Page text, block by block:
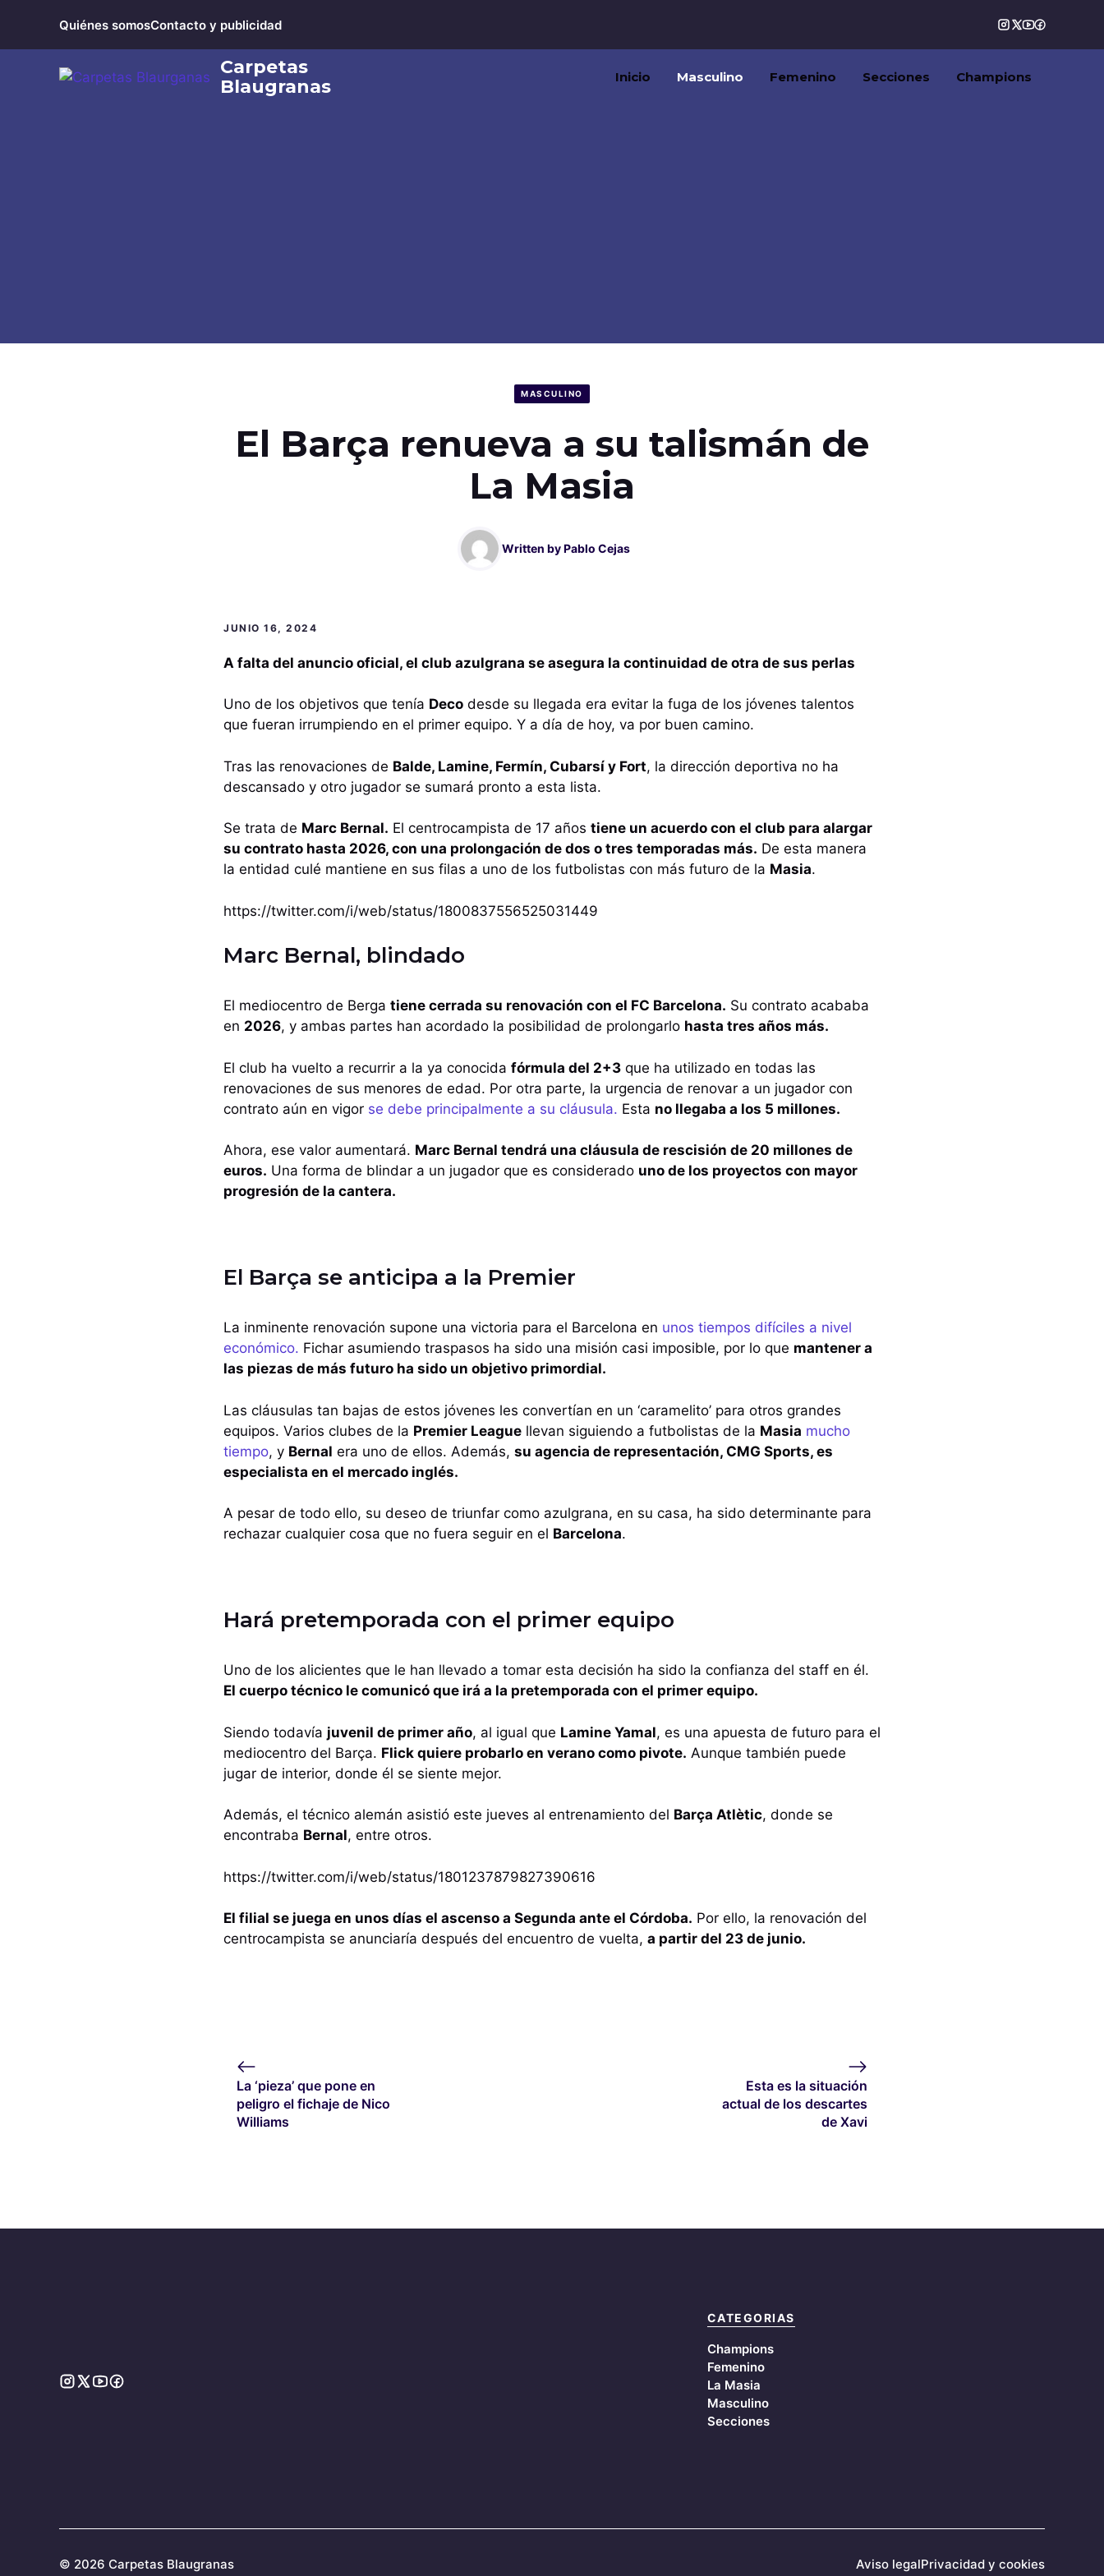
contenido
Quiénes somosContacto y publicidad
Inicio Masculino Femenino Secciones Champions
MASCULINO
El Barça renueva a su talismán de
La Masia
Written byPablo Cejas
JUNIO 16, 2024
A falta del anuncio oficial, el club azulgrana se asegura la continuidad de otra de sus perlas
Uno de los objetivos que tenía Deco desde su llegada era evitar la fuga de los jóvenes talentos
que fueran irrumpiendo en el primer equipo. Y a día de hoy, va por buen camino.
Tras las renovaciones de Balde, Lamine, Fermín, Cubarsí y Fort, la dirección deportiva no ha
descansado y otro jugador se sumará pronto a esta lista.
Se trata de Marc Bernal. El centrocampista de 17 años tiene un acuerdo con el club para alargar
su contrato hasta 2026, con una prolongación de dos o tres temporadas más. De esta manera
la entidad culé mantiene en sus filas a uno de los futbolistas con más futuro de la Masia.
https://twitter.com/i/web/status/1800837556525031449
Marc Bernal, blindado
El mediocentro de Berga tiene cerrada su renovación con el FC Barcelona. Su contrato acababa
en 2026, y ambas partes han acordado la posibilidad de prolongarlo hasta tres años más.
El club ha vuelto a recurrir a la ya conocida fórmula del 2+3 que ha utilizado en todas las
renovaciones de sus menores de edad. Por otra parte, la urgencia de renovar a un jugador con
contrato aún en vigor se debe principalmente a su cláusula. Esta no llegaba a los 5 millones.
Ahora, ese valor aumentará. Marc Bernal tendrá una cláusula de rescisión de 20 millones de
euros. Una forma de blindar a un jugador que es considerado uno de los proyectos con mayor
progresión de la cantera.
El Barça se anticipa a la Premier
La inminente renovación supone una victoria para el Barcelona en unos tiempos difíciles a nivel
económico. Fichar asumiendo traspasos ha sido una misión casi imposible, por lo que mantener a
las piezas de más futuro ha sido un objetivo primordial.
Las cláusulas tan bajas de estos jóvenes les convertían en un ‘caramelito’ para otros grandes
equipos. Varios clubes de la Premier League llevan siguiendo a futbolistas de la Masia mucho
tiempo, y Bernal era uno de ellos. Además, su agencia de representación, CMG Sports, es
especialista en el mercado inglés.
A pesar de todo ello, su deseo de triunfar como azulgrana, en su casa, ha sido determinante para
rechazar cualquier cosa que no fuera seguir en el Barcelona.
Hará pretemporada con el primer equipo
Uno de los alicientes que le han llevado a tomar esta decisión ha sido la confianza del staff en él.
El cuerpo técnico le comunicó que irá a la pretemporada con el primer equipo.
Siendo todavía juvenil de primer año, al igual que Lamine Yamal, es una apuesta de futuro para el
mediocentro del Barça. Flick quiere probarlo en verano como pivote. Aunque también puede
jugar de interior, donde él se siente mejor.
Además, el técnico alemán asistió este jueves al entrenamiento del Barça Atlètic, donde se
encontraba Bernal, entre otros.
https://twitter.com/i/web/status/1801237879827390616
El filial se juega en unos días el ascenso a Segunda ante el Córdoba. Por ello, la renovación del
centrocampista se anunciaría después del encuentro de vuelta, a partir del 23 de junio.
La ‘pieza’ que pone en
peligro el fichaje de Nico
Williams
Esta es la situación
actual de los descartes
de Xavi
CATEGORIAS
Champions
Femenino
La Masia
Masculino
Secciones
© 2026 Carpetas Blaugranas Aviso legalPrivacidad y cookies